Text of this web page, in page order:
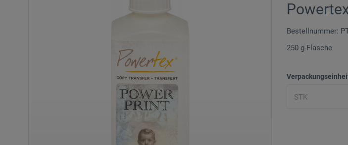
Bestellnummer:
250 g-Flasche